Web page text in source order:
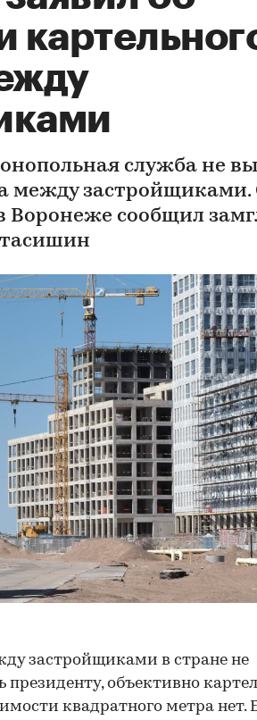
служба не
между застройщиками.
Воронеже сообщил
застройщиками в стране не
объективно
квадратного метра нет.